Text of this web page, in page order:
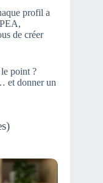
profil a
de créer
point ?
et donner un